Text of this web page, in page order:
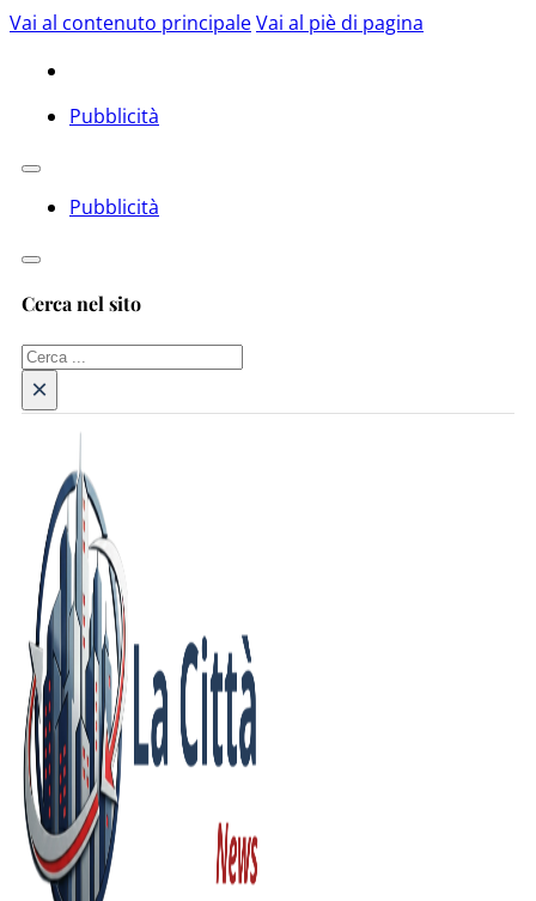
Vai al contenuto principaleVai al piè di pagina
Pubblicità
Pubblicità
Cerca nel sito
Cerca
×